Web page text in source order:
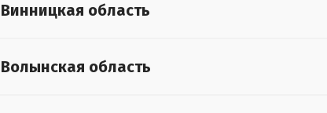
Винницкая область
Волынская область